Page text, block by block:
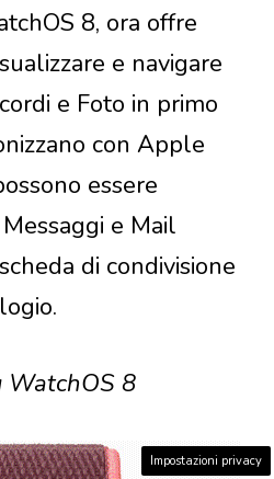
8, ora offre
e navigare
e Foto in primo
con Apple
essere
e Mail
di condivisione
WatchOS 8
Impostazioni privacy